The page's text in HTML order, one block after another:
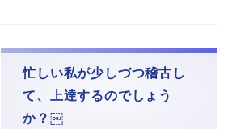
忙しい私が少しづつ稽古し
て、上達するのでしょう
か？￼